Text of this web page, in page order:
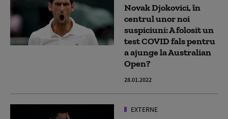
Novak Djokovici, în
centrul unor noi
suspiciuni: A folosit un
test COVID fals pentru
a ajunge la Australian
Open?
28.01.2022
EXTERNE